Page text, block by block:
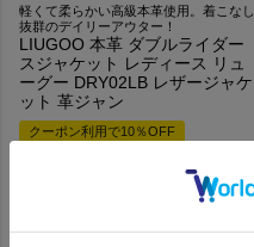
軽くて柔らかい高級本革使用。着こなし
抜群のデイリーアウター！
LIUGOO 本革 ダブルライダー
スジャケット レディース リュ
ーグー DRY02LB レザージャケ
ット 革ジャン
クーポン利用で10％OFF